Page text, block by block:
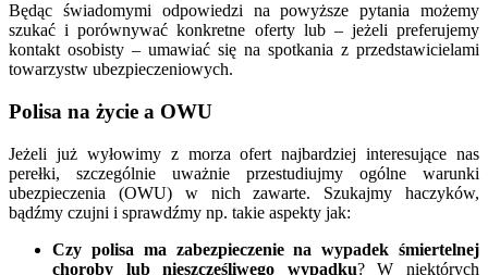
Będąc świadomymi odpowiedzi na powyższe pytania możemy
szukać i porównywać konkretne oferty lub – jeżeli preferujemy
kontakt osobisty – umawiać się na spotkania z przedstawicielami
towarzystw ubezpieczeniowych.
Polisa na życie a OWU
Jeżeli już wyłowimy z morza ofert najbardziej interesujące nas
perełki, szczególnie uważnie przestudiujmy ogólne warunki
ubezpieczenia (OWU) w nich zawarte. Szukajmy haczyków,
bądźmy czujni i sprawdźmy np. takie aspekty jak:
Czy polisa ma zabezpieczenie na wypadek śmiertelnej
choroby lub nieszczęśliwego wypadku? W niektórych